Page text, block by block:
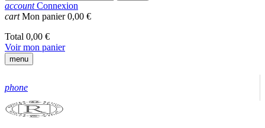
account Connexion
cart Mon panier0,00 €
Total 0,00 €
Voir mon panier
menu
phone